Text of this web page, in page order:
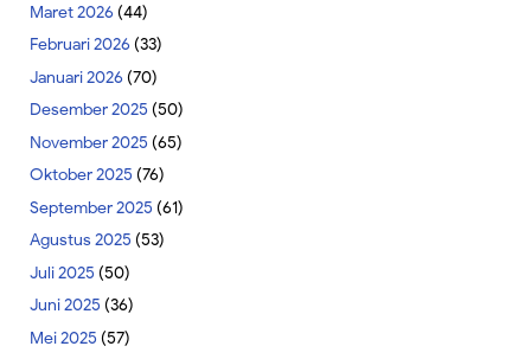
Maret 2026 (44)
Februari 2026 (33)
Januari 2026 (70)
Desember 2025 (50)
November 2025 (65)
Oktober 2025 (76)
September 2025 (61)
Agustus 2025 (53)
Juli 2025 (50)
Juni 2025 (36)
Mei 2025 (57)